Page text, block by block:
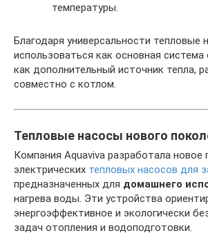
температуры.
Благодаря универсальности тепловые
использоваться как основная система
как дополнительный источник тепла,
совместно с котлом.
Тепловые насосы нового
Компания Aquaviva разработала новое
электрических тепловых насосов для
предназначенных для домашнего
нагрева воды. Эти устройства
энергоэффективное и экологически
задач отопления и водоподготовки.